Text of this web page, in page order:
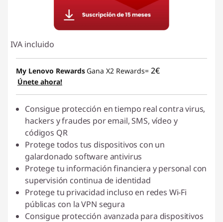
IVA incluido
My Lenovo Rewards Gana X2 Rewards= 2€
Únete ahora!
Consigue protección en tiempo real contra virus,
hackers y fraudes por email, SMS, vídeo y
códigos QR
Protege todos tus dispositivos con un
galardonado software antivirus
Protege tu información financiera y personal con
supervisión continua de identidad
Protege tu privacidad incluso en redes Wi-Fi
públicas con la VPN segura
Consigue protección avanzada para dispositivos